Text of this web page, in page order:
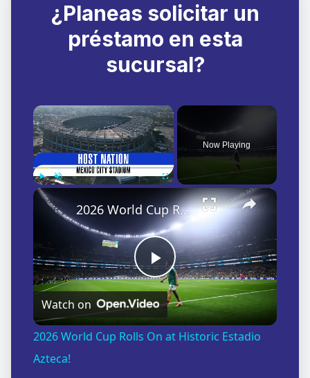
¿Planeas solicitar un
préstamo en esta
sucursal?
×
Play Fullscreen
Now Playing
×
Play
Video
2026 World Cup Rolls On at Historic Estadio Azteca!
Watch on
2026 World Cup Rolls On at Historic Estadio
Azteca!